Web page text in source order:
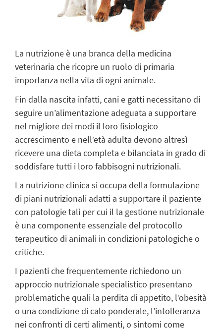
La nutrizione è una branca della medicina
veterinaria che ricopre un ruolo di primaria
importanza nella vita di ogni animale.
Fin dalla nascita infatti, cani e gatti necessitano di
seguire un’alimentazione adeguata a supportare
nel migliore dei modi il loro fisiologico
accrescimento e nell’età adulta devono altresì
ricevere una dieta completa e bilanciata in grado di
soddisfare tutti i loro fabbisogni nutrizionali.
La nutrizione clinica si occupa della formulazione
di piani nutrizionali adatti a supportare il paziente
con patologie tali per cui il la gestione nutrizionale
è una componente essenziale del protocollo
terapeutico di animali in condizioni patologiche o
critiche.
I pazienti che frequentemente richiedono un
approccio nutrizionale specialistico presentano
problematiche quali la perdita di appetito, l’obesità
o una condizione di calo ponderale, l’intolleranza
nei confronti di certi alimenti, o sintomi come